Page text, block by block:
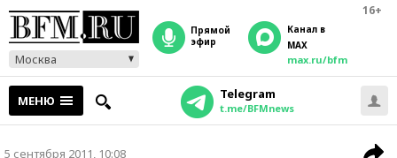
16+
Москва
прямой
эфир
Канал в
MAX
max.ru/bfm
МЕНЮ Telegram
t.me/BFMnews
5 сентября 2011, 10:08